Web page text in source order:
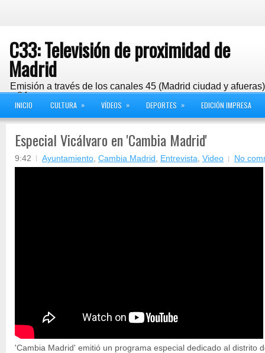
C33: Televisión de proximidad de
Madrid
Emisión a través de los canales 45 (Madrid ciudad y
y 24
INICIO CULTURA » VÍDEOS » DEPORTES » EDICIÓN IMPRESA
Especial Vicálvaro en 'Cambia Madrid'
9:42 Ayuntamiento, Cambia Madrid , Entrevista, Video No
'Cambia Madrid' emitió un programa especial dedicado al distrito